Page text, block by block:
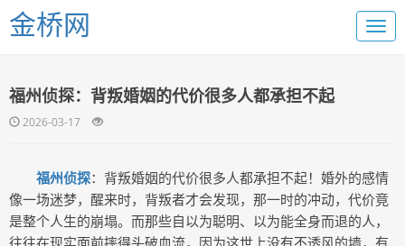
金桥网
福州侦探：背叛婚姻的代价很多人都承担不起
2026-03-17
福州侦探：背叛婚姻的代价很多人都承担不起！婚外的感情
像一场迷梦，醒来时，背叛者才会发现，那一时的冲动，代价竟
是整个人生的崩塌。而那些自以为聪明、以为能全身而退的人，
往往在现实面前摔得头破血流，因为这世上没有不透风的墙，有